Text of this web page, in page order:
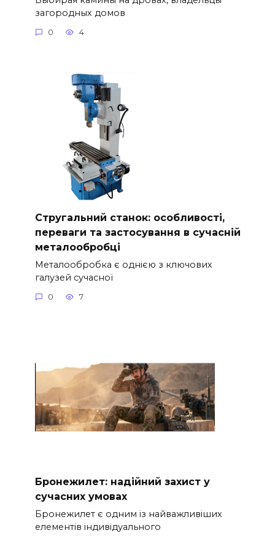
загородных домов
0 4
Стругальний станок: особливості,
переваги та застосування в сучасній
металообробці
Металообробка є однією з ключових
галузей сучасної
0 7
Бронежилет: надійний захист у
сучасних умовах
Бронежилет є одним із найважливіших
елементів індивідуального